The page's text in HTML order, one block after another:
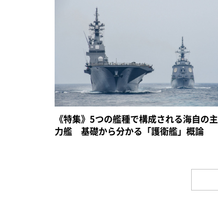
《特集》5つの艦種で構成される海自の主
力艦 基礎から分かる「護衛艦」概論